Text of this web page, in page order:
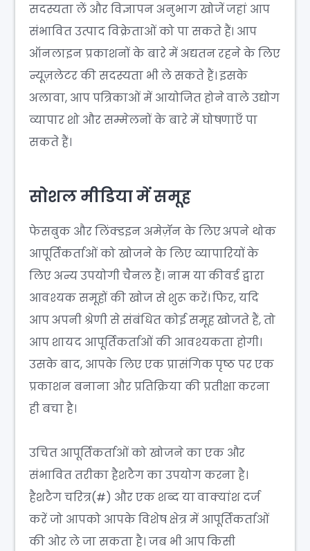
सदस्यता लें और विज्ञापन अनुभाग खोजें जहां आप
संभावित उत्पाद विक्रेताओं को पा सकते हैं। आप
ऑनलाइन प्रकाशनों के बारे में अद्यतन रहने के लिए
न्यूज़लेटर की सदस्यता भी ले सकते हैं। इसके
अलावा, आप पत्रिकाओं में आयोजित होने वाले उद्योग
व्यापार शो और सम्मेलनों के बारे में घोषणाएँ पा
सकते हैं।
सोशल मीडिया में समूह
फेसबुक और लिंक्डइन अमेज़ॅन के लिए अपने थोक
आपूर्तिकर्ताओं को खोजने के लिए व्यापारियों के
लिए अन्य उपयोगी चैनल हैं। नाम या कीवर्ड द्वारा
आवश्यक समूहों की खोज से शुरू करें। फिर, यदि
आप अपनी श्रेणी से संबंधित कोई समूह खोजते हैं, तो
आप शायद आपूर्तिकर्ताओं की आवश्यकता होगी।
उसके बाद, आपके लिए एक प्रासंगिक पृष्ठ पर एक
प्रकाशन बनाना और प्रतिक्रिया की प्रतीक्षा करना
ही बचा है।
उचित आपूर्तिकर्ताओं को खोजने का एक और
संभावित तरीका हैशटैग का उपयोग करना है।
हैशटैग चरित्र(#) और एक शब्द या वाक्यांश दर्ज
करें जो आपको आपके विशेष क्षेत्र में आपूर्तिकर्ताओं
की ओर ले जा सकता है। जब भी आप किसी